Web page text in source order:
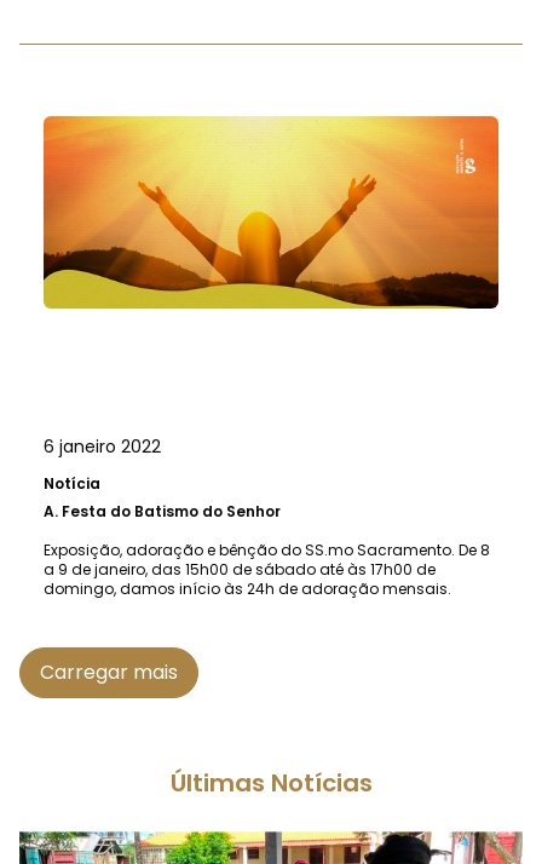
6 janeiro 2022
Notícia
A. Festa do Batismo do Senhor
Exposição, adoração e bênção do SS.mo Sacramento. De 8
a 9 de janeiro, das 15h00 de sábado até às 17h00 de
domingo, damos início às 24h de adoração mensais.
Carregar mais
Últimas Notícias